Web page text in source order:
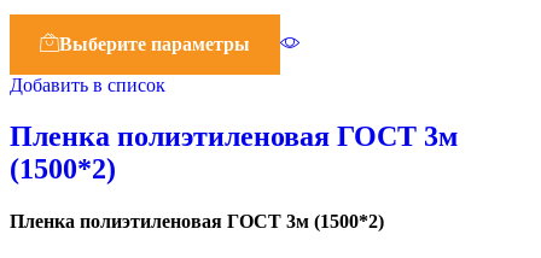
Выберите параметры
Добавить в список
Пленка полиэтиленовая ГОСТ 3м
(1500*2)
Пленка полиэтиленовая ГОСТ 3м (1500*2)